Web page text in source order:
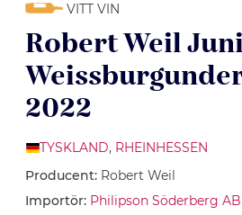
VITT VIN
Robert Weil
2022
TYSKLAND, RHEINHESSEN
Producent: Robert Weil
Importör: Philipson Söderberg AB